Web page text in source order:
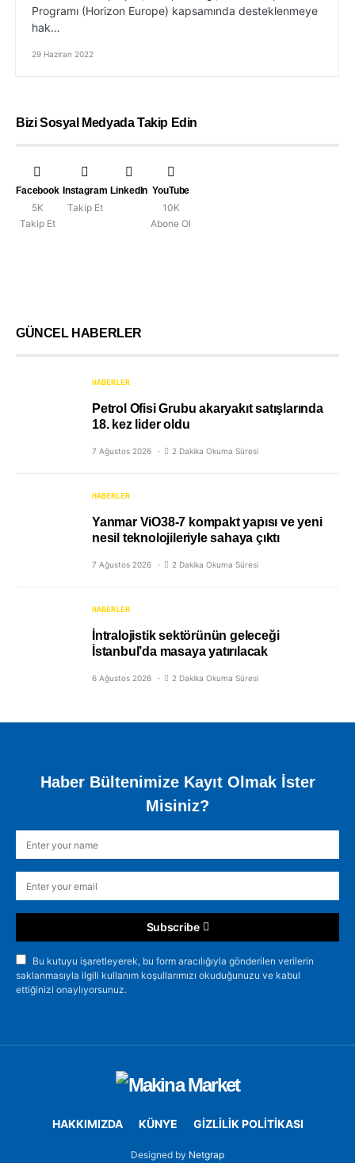
Programı (Horizon Europe) kapsamında desteklenmeye
hak…
29 Haziran 2022
Bizi Sosyal Medyada Takip Edin
Facebook
5K
Takip Et
Instagram
Takip Et
LinkedIn YouTube
10K
Abone Ol
GÜNCEL HABERLER
HABERLER
Petrol Ofisi Grubu akaryakıt satışlarında
18. kez lider oldu
7 Ağustos 2026 2 Dakika Okuma Süresi
HABERLER
Yanmar ViO38-7 kompakt yapısı ve yeni
nesil teknolojileriyle sahaya çıktı
7 Ağustos 2026 2 Dakika Okuma Süresi
HABERLER
İntralojistik sektörünün geleceği
İstanbul’da masaya yatırılacak
6 Ağustos 2026 2 Dakika Okuma Süresi
Haber Bültenimize Kayıt Olmak İster
Misiniz?
Subscribe
Bu kutuyu işaretleyerek, bu form aracılığıyla gönderilen verilerin
saklanmasıyla ilgili kullanım koşullarımızı okuduğunuzu ve kabul
ettiğinizi onaylıyorsunuz.
HAKKIMIZDA KÜNYE GİZLİLİK POLİTİKASI
Designed by Netgrap